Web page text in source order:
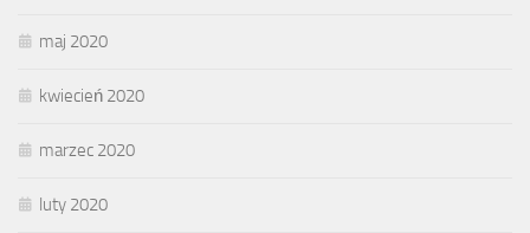
maj 2020
kwiecień 2020
marzec 2020
luty 2020